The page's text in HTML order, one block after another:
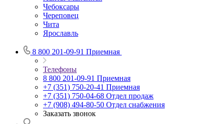
Чебоксары
Череповец
Чита
Ярославль
8 800 201-09-91 Приемная
Телефоны
8 800 201-09-91 Приемная
+7 (351) 750-20-41 Приемная
+7 (351) 750-04-68 Отдел продаж
+7 (908) 494-80-50 Отдел снабжения
Заказать звонок